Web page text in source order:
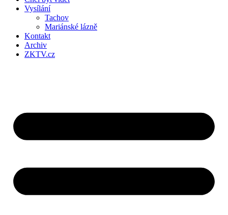
Vysílání
Tachov
Mariánské lázně
Kontakt
Archiv
ZKTV.cz